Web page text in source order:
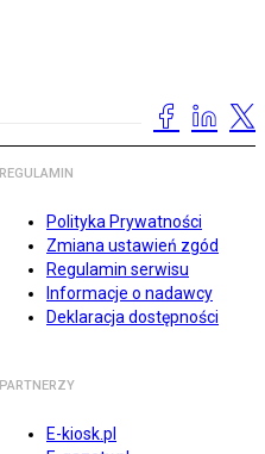
REGULAMIN
Polityka Prywatności
Zmiana ustawień zgód
Regulamin serwisu
Informacje o nadawcy
Deklaracja dostępności
PARTNERZY
E-kiosk.pl